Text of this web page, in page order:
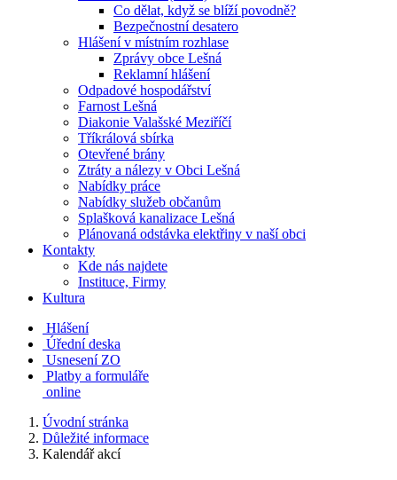
Co dělat, když se blíží povodně?
Bezpečnostní desatero
Hlášení v místním rozhlase
Zprávy obce Lešná
Reklamní hlášení
Odpadové hospodářství
Farnost Lešná
Diakonie Valašské Meziříčí
Tříkrálová sbírka
Otevřené brány
Ztráty a nálezy v Obci Lešná
Nabídky práce
Nabídky služeb občanům
Splašková kanalizace Lešná
Plánovaná odstávka elektřiny v naší obci
Kontakty
Kde nás najdete
Instituce, Firmy
Kultura
Hlášení
Úřední deska
Usnesení ZO
Platby a formuláře
online
Úvodní stránka
Důležité informace
Kalendář akcí